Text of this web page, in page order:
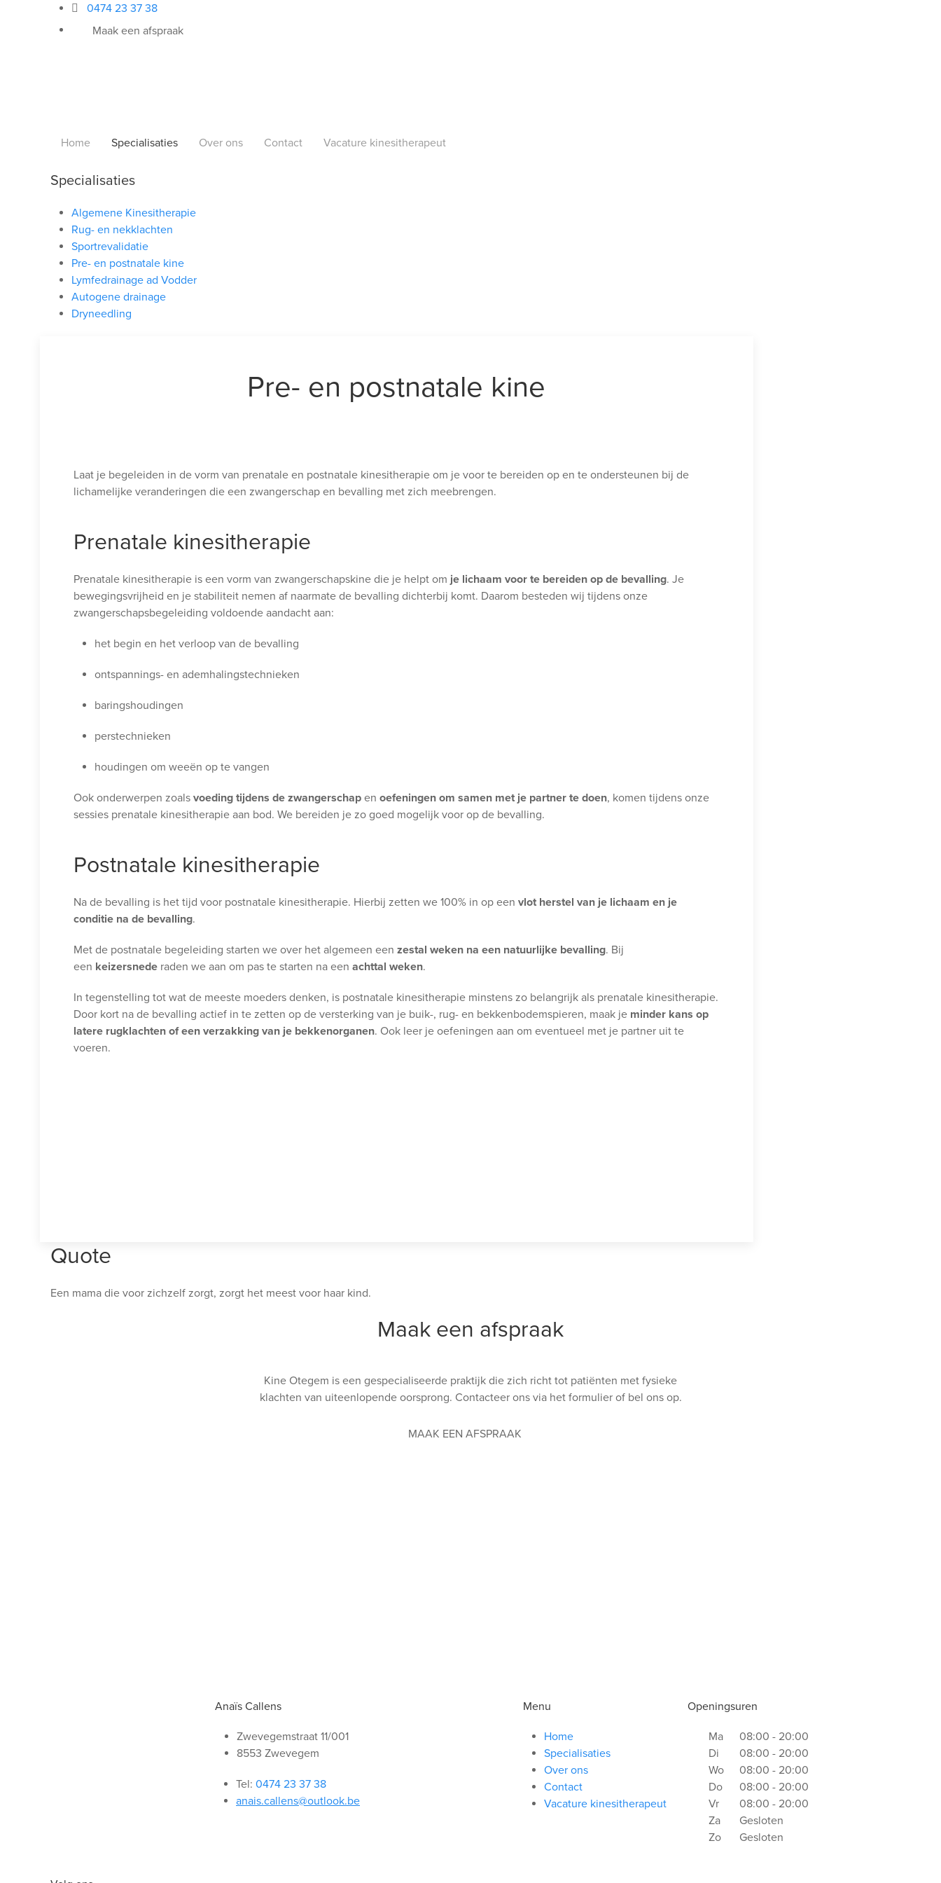
0474 23 37 38
Maak een afspraak
Home Specialisaties Over ons Contact Vacature kinesitherapeut
Specialisaties
Algemene Kinesitherapie
Rug- en nekklachten
Sportrevalidatie
Pre- en postnatale kine
Lymfedrainage ad Vodder
Autogene drainage
Dryneedling
Pre- en postnatale kine
Laat je begeleiden in de vorm van prenatale en postnatale kinesitherapie om je voor te bereiden op en te ondersteunen bij de
lichamelijke veranderingen die een zwangerschap en bevalling met zich meebrengen.
Prenatale kinesitherapie
Prenatale kinesitherapie is een vorm van zwangerschapskine die je helpt om je lichaam voor te bereiden op de bevalling. Je
bewegingsvrijheid en je stabiliteit nemen af naarmate de bevalling dichterbij komt. Daarom besteden wij tijdens onze
zwangerschapsbegeleiding voldoende aandacht aan:
het begin en het verloop van de bevalling
ontspannings- en ademhalingstechnieken
baringshoudingen
perstechnieken
houdingen om weeën op te vangen
Ook onderwerpen zoals voeding tijdens de zwangerschap en oefeningen om samen met je partner te doen, komen tijdens onze
sessies prenatale kinesitherapie aan bod. We bereiden je zo goed mogelijk voor op de bevalling.
Postnatale kinesitherapie
Na de bevalling is het tijd voor postnatale kinesitherapie. Hierbij zetten we 100% in op een vlot herstel van je lichaam en je
conditie na de bevalling.
Met de postnatale begeleiding starten we over het algemeen een zestal weken na een natuurlijke bevalling. Bij
een keizersnede raden we aan om pas te starten na een achttal weken.
In tegenstelling tot wat de meeste moeders denken, is postnatale kinesitherapie minstens zo belangrijk als prenatale kinesitherapie.
Door kort na de bevalling actief in te zetten op de versterking van je buik-, rug- en bekkenbodemspieren, maak je minder kans op
latere rugklachten of een verzakking van je bekkenorganen. Ook leer je oefeningen aan om eventueel met je partner uit te
voeren.
Quote
Een mama die voor zichzelf zorgt, zorgt het meest voor haar kind.
Maak een afspraak
Kine Otegem is een gespecialiseerde praktijk die zich richt tot patiënten met fysieke
klachten van uiteenlopende oorsprong. Contacteer ons via het formulier of bel ons op.
MAAK EEN AFSPRAAK
Anaïs Callens
Zwevegemstraat 11/001
8553 Zwevegem
Tel: 0474 23 37 38
anais.callens@outlook.be
Menu
Home
Specialisaties
Over ons
Contact
Vacature kinesitherapeut
Openingsuren
Ma
08:00 - 20:00
Di
08:00 - 20:00
Wo
08:00 - 20:00
Do
08:00 - 20:00
Vr
08:00 - 20:00
Za
Gesloten
Zo
Gesloten